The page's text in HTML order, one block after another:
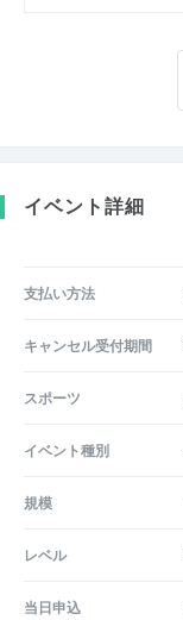
イベント詳細
支払い方法
キャンセル受付期間
スポーツ
イベント種別
規模
レベル
当日申込